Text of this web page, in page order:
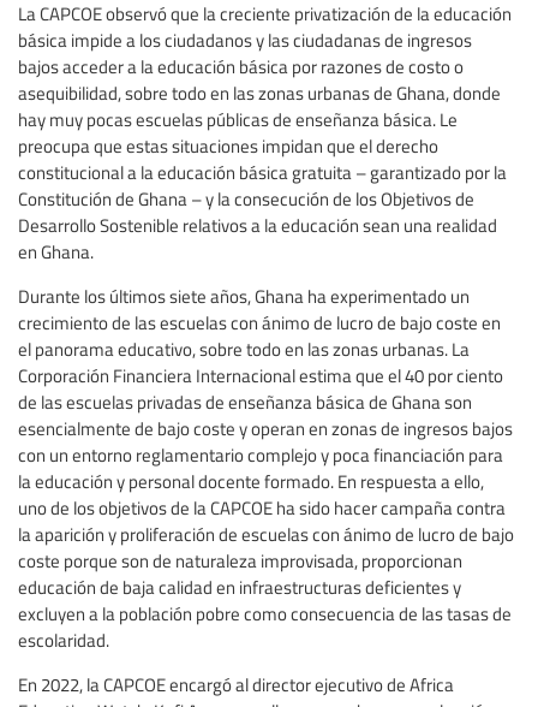
La CAPCOE observó que la creciente privatización de la educación
básica impide a los ciudadanos y las ciudadanas de ingresos
bajos acceder a la educación básica por razones de costo o
asequibilidad, sobre todo en las zonas urbanas de Ghana, donde
hay muy pocas escuelas públicas de enseñanza básica. Le
preocupa que estas situaciones impidan que el derecho
constitucional a la educación básica gratuita – garantizado por la
Constitución de Ghana – y la consecución de los Objetivos de
Desarrollo Sostenible relativos a la educación sean una realidad
en Ghana.
Durante los últimos siete años, Ghana ha experimentado un
crecimiento de las escuelas con ánimo de lucro de bajo coste en
el panorama educativo, sobre todo en las zonas urbanas. La
Corporación Financiera Internacional estima que el 40 por ciento
de las escuelas privadas de enseñanza básica de Ghana son
esencialmente de bajo coste y operan en zonas de ingresos bajos
con un entorno reglamentario complejo y poca financiación para
la educación y personal docente formado. En respuesta a ello,
uno de los objetivos de la CAPCOE ha sido hacer campaña contra
la aparición y proliferación de escuelas con ánimo de lucro de bajo
coste porque son de naturaleza improvisada, proporcionan
educación de baja calidad en infraestructuras deficientes y
excluyen a la población pobre como consecuencia de las tasas de
escolaridad.
En 2022, la CAPCOE encargó al director ejecutivo de Africa